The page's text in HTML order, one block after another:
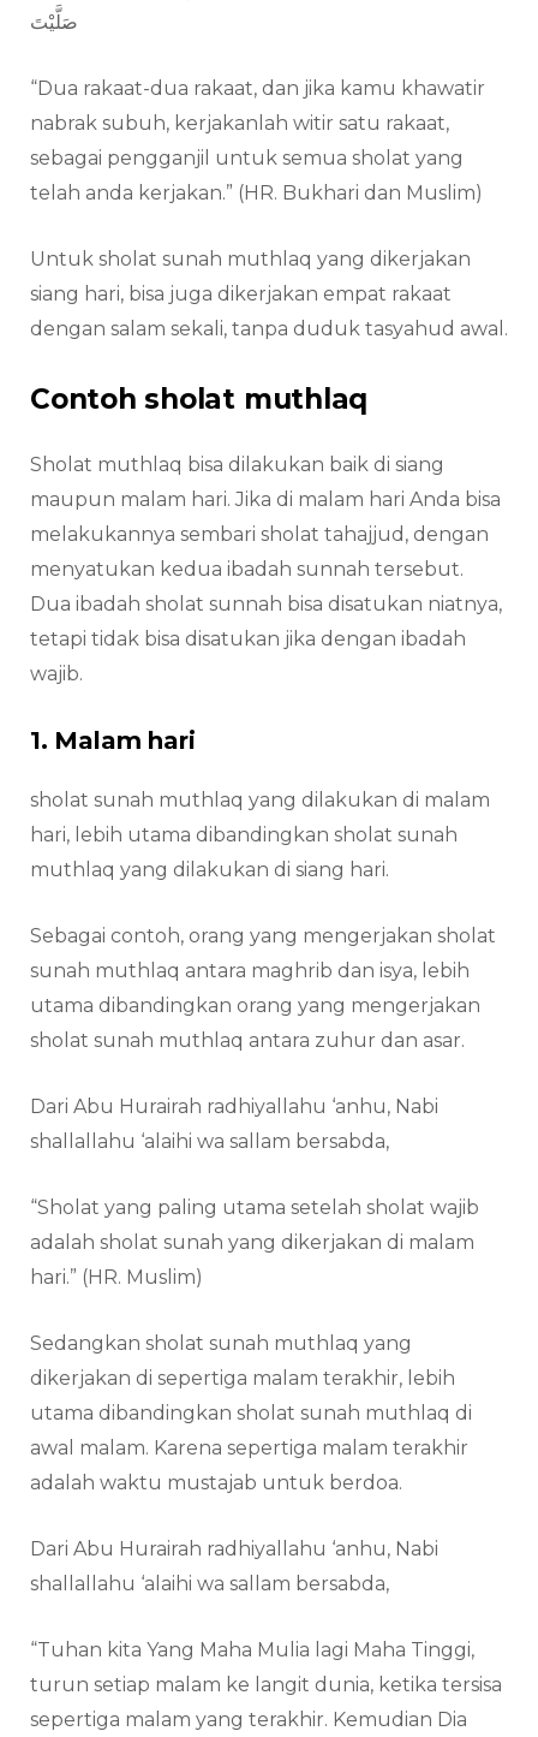
صَلَّيْتَ
“Dua rakaat-dua rakaat, dan jika kamu khawatir
nabrak subuh, kerjakanlah witir satu rakaat,
sebagai pengganjil untuk semua sholat yang
telah anda kerjakan.” (HR. Bukhari dan Muslim)
Untuk sholat sunah muthlaq yang dikerjakan
siang hari, bisa juga dikerjakan empat rakaat
dengan salam sekali, tanpa duduk tasyahud awal.
Contoh sholat muthlaq
Sholat muthlaq bisa dilakukan baik di siang
maupun malam hari. Jika di malam hari Anda bisa
melakukannya sembari sholat tahajjud, dengan
menyatukan kedua ibadah sunnah tersebut.
Dua ibadah sholat sunnah bisa disatukan niatnya,
tetapi tidak bisa disatukan jika dengan ibadah
wajib.
1. Malam hari
sholat sunah muthlaq yang dilakukan di malam
hari, lebih utama dibandingkan sholat sunah
muthlaq yang dilakukan di siang hari.
Sebagai contoh, orang yang mengerjakan sholat
sunah muthlaq antara maghrib dan isya, lebih
utama dibandingkan orang yang mengerjakan
sholat sunah muthlaq antara zuhur dan asar.
Dari Abu Hurairah radhiyallahu ‘anhu, Nabi
shallallahu ‘alaihi wa sallam bersabda,
“Sholat yang paling utama setelah sholat wajib
adalah sholat sunah yang dikerjakan di malam
hari.” (HR. Muslim)
Sedangkan sholat sunah muthlaq yang
dikerjakan di sepertiga malam terakhir, lebih
utama dibandingkan sholat sunah muthlaq di
awal malam. Karena sepertiga malam terakhir
adalah waktu mustajab untuk berdoa.
Dari Abu Hurairah radhiyallahu ‘anhu, Nabi
shallallahu ‘alaihi wa sallam bersabda,
“Tuhan kita Yang Maha Mulia lagi Maha Tinggi,
turun setiap malam ke langit dunia, ketika tersisa
sepertiga malam yang terakhir. Kemudian Dia